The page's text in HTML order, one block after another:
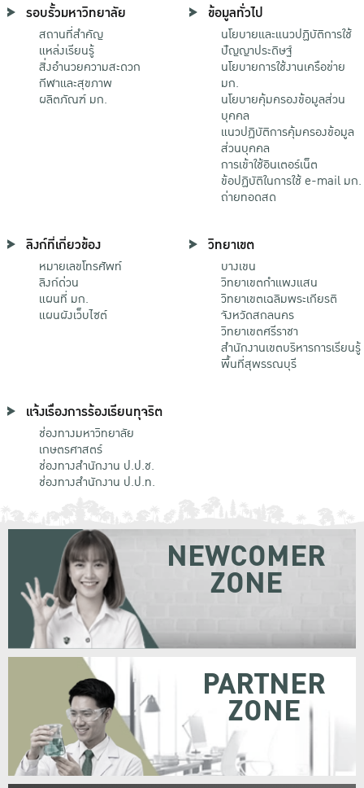
รอบรั้วมหาวิทยาลัย
สถานที่สำคัญ
แหล่งเรียนรู้
สิ่งอำนวยความสะดวก
กีฬาและสุขภาพ
ผลิตภัณฑ์ มก.
ข้อมูลทั่วไป
นโยบายและแนวปฏิบัติการใช้
ปัญญาประดิษฐ์
นโยบายการใช้งานเครือข่าย
มก.
นโยบายคุ้มครองข้อมูลส่วน
บุคคล
แนวปฏิบัติการคุ้มครองข้อมูล
ส่วนบุคคล
การเข้าใช้อินเตอร์เน็ต
ข้อปฏิบัติในการใช้ e-mail มก.
ถ่ายทอดสด
ลิงก์ที่เกี่ยวข้อง
หมายเลขโทรศัพท์
ลิงก์ด่วน
แผนที่ มก.
แผนผังเว็บไซต์
วิทยาเขต
บางเขน
วิทยาเขตกําแพงแสน
วิทยาเขตเฉลิมพระเกียรติ
จังหวัดสกลนคร
วิทยาเขตศรีราชา
สำนักงานเขตบริหารการเรียนรู้
พื้นที่สุพรรณบุรี
แจ้งเรื่องการร้องเรียนทุจริต
ช่องทางมหาวิทยาลัย
เกษตรศาสตร์
ช่องทางสำนักงาน ป.ป.ช.
ช่องทางสำนักงาน ป.ป.ท.
NEWCOMER
ZONE
PARTNER
ZONE